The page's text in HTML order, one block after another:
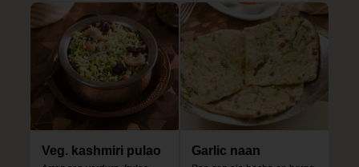
Veg. kashmiri pulao Garlic naan